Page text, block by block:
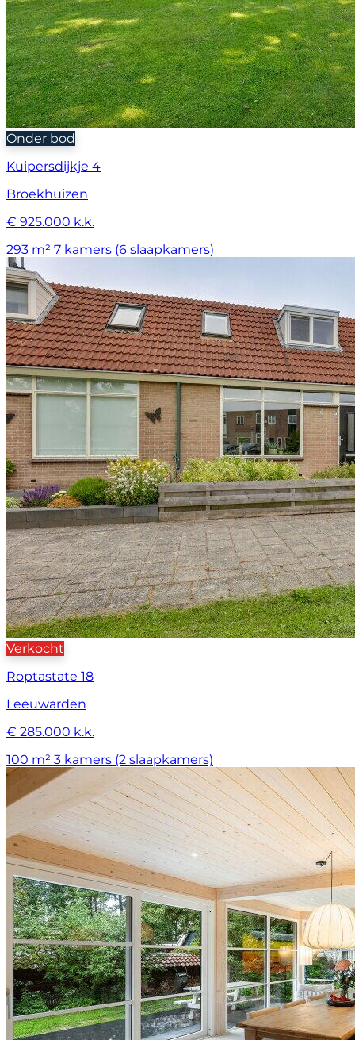
Onder bod
Kuipersdijkje 4
Broekhuizen
€ 925.000 k.k.
293 m² 7 kamers (6 slaapkamers)
Verkocht
Roptastate 18
Leeuwarden
€ 285.000 k.k.
100 m² 3 kamers (2 slaapkamers)